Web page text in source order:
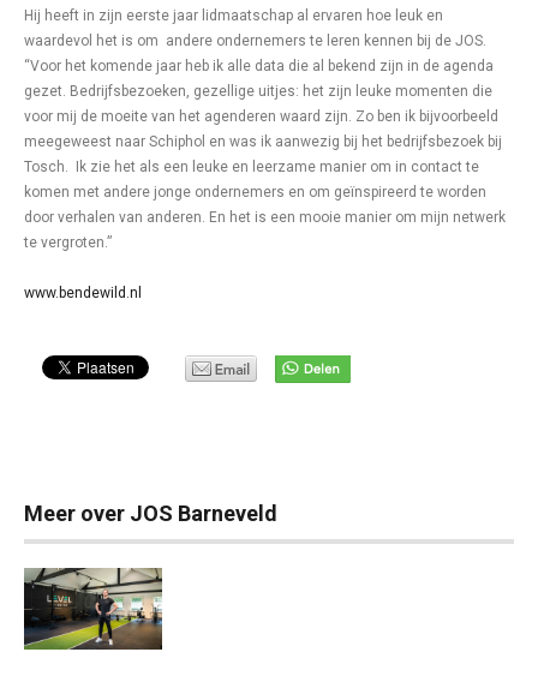
Hij heeft in zijn eerste jaar lidmaatschap al ervaren hoe leuk en
waardevol het is om andere ondernemers te leren kennen bij de JOS.
“Voor het komende jaar heb ik alle data die al bekend zijn in de agenda
gezet. Bedrijfsbezoeken, gezellige uitjes: het zijn leuke momenten die
voor mij de moeite van het agenderen waard zijn. Zo ben ik bijvoorbeeld
meegeweest naar Schiphol en was ik aanwezig bij het bedrijfsbezoek bij
Tosch. Ik zie het als een leuke en leerzame manier om in contact te
komen met andere jonge ondernemers en om geïnspireerd te worden
door verhalen van anderen. En het is een mooie manier om mijn netwerk
te vergroten.”
www.bendewild.nl
Meer over JOS Barneveld